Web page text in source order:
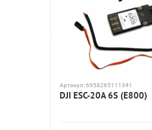
Артикул:6958265111341
DJI ESC-20A 6S (E800)